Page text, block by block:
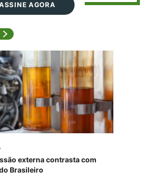
AGORA
externa contrasta com
Brasileiro